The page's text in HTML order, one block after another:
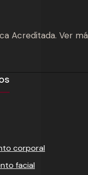
corporal
facial